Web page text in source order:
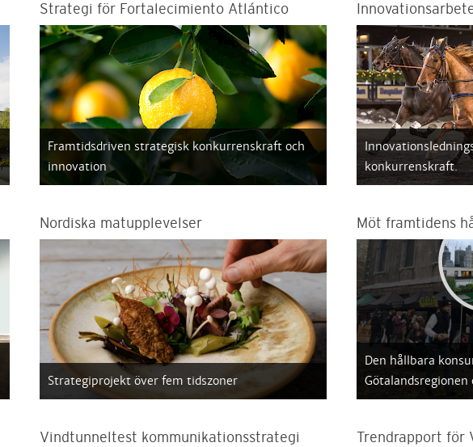
Strategi för Fortalecimiento Atlántico
Framtidsdriven strategisk konkurrenskraft och
innovation
konkurrenskraft.
Nordiska matupplevelser
Strategiprojekt över fem tidszoner
Möt framtidens
Den hållbara
Götalandsregionen
Vindtunneltest kommunikationsstrategi Trendrapport för